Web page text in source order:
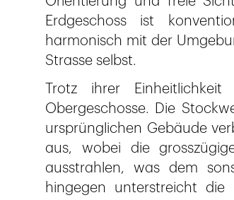
Erdgeschoss ist
harmonisch mit der
Strasse selbst.
Trotz ihrer
Obergeschosse. Die
ursprünglichen Gebäude
aus, wobei die
ausstrahlen, was dem
hingegen unterstreicht